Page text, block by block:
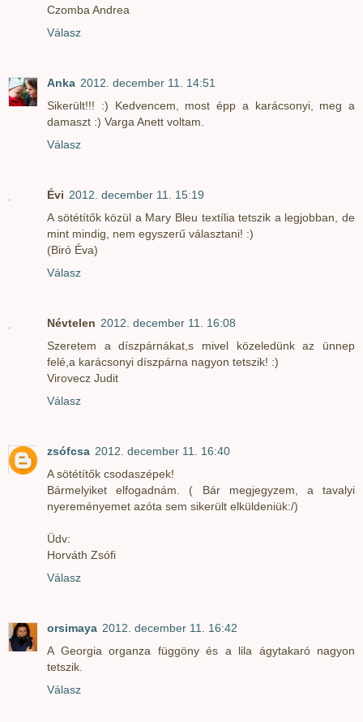
Czomba Andrea
Válasz
Anka 2012. december 11. 14:51
Sikerült!!! :) Kedvencem, most épp a karácsonyi, meg a
damaszt :) Varga Anett voltam.
Válasz
Évi 2012. december 11. 15:19
A sötétítők közül a Mary Bleu textília tetszik a legjobban, de
mint mindig, nem egyszerű választani! :)
(Biró Éva)
Válasz
Névtelen 2012. december 11. 16:08
Szeretem a díszpárnákat,s mivel közeledünk az ünnep
felé,a karácsonyi díszpárna nagyon tetszik! :)
Virovecz Judit
Válasz
zsófcsa 2012. december 11. 16:40
A sötétítők csodaszépek!
Bármelyiket elfogadnám. ( Bár megjegyzem, a tavalyi
nyereményemet azóta sem sikerült elküldeniük:/)
Üdv:
Horváth Zsófi
Válasz
orsimaya 2012. december 11. 16:42
A Georgia organza függöny és a lila ágytakaró nagyon
tetszik.
Válasz